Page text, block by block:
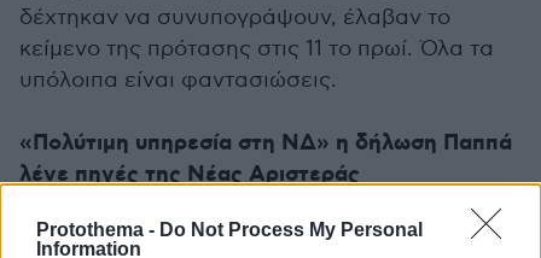
Protothema - Do Not Process My Personal
Information
δέχτηκαν να συνυπογράψουν, έλαβαν το
κείμενο της πρότασης στις 11 το πρωί. Όλα τα
υπόλοιπα είναι φαντασιώσεις.
«Πολύτιμη υπηρεσία στη ΝΔ» η δήλωση Παππά
λένε πηγές της Νέας Αριστεράς
Σε υψηλούς τόνους κατά των λεγομένων του